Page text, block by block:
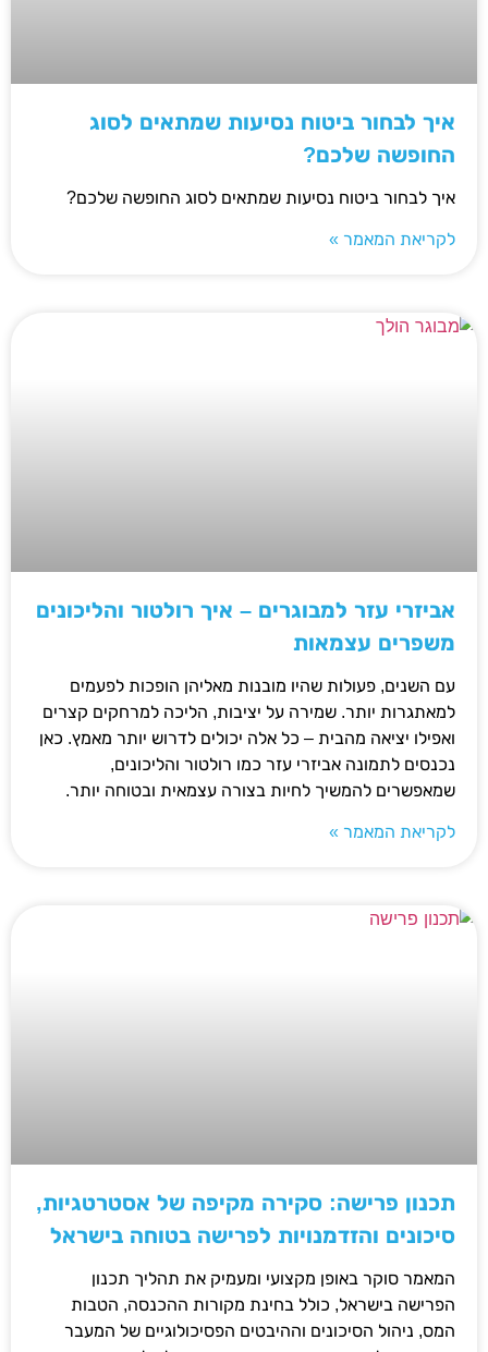
איך לבחור ביטוח נסיעות שמתאים לסוג
החופשה שלכם?
איך לבחור ביטוח נסיעות שמתאים לסוג החופשה שלכם?
לקריאת המאמר »
אביזרי עזר למבוגרים – איך רולטור והליכונים
משפרים עצמאות
עם השנים, פעולות שהיו מובנות מאליהן הופכות לפעמים
למאתגרות יותר. שמירה על יציבות, הליכה למרחקים קצרים
ואפילו יציאה מהבית – כל אלה יכולים לדרוש יותר מאמץ. כאן
נכנסים לתמונה אביזרי עזר כמו רולטור והליכונים,
שמאפשרים להמשיך לחיות בצורה עצמאית ובטוחה יותר.
לקריאת המאמר »
תכנון פרישה: סקירה מקיפה של אסטרטגיות,
סיכונים והזדמנויות לפרישה בטוחה בישראל
המאמר סוקר באופן מקצועי ומעמיק את תהליך תכנון
הפרישה בישראל, כולל בחינת מקורות ההכנסה, הטבות
המס, ניהול הסיכונים וההיבטים הפסיכולוגיים של המעבר